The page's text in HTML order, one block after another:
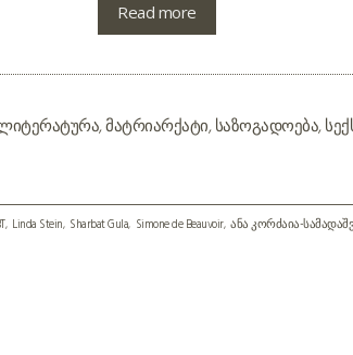
Read more
,მატრიარქატი,საზოგადოება,
Linda Stein Sharbat Gula Simone de Beauvoir ანა კორძაია-